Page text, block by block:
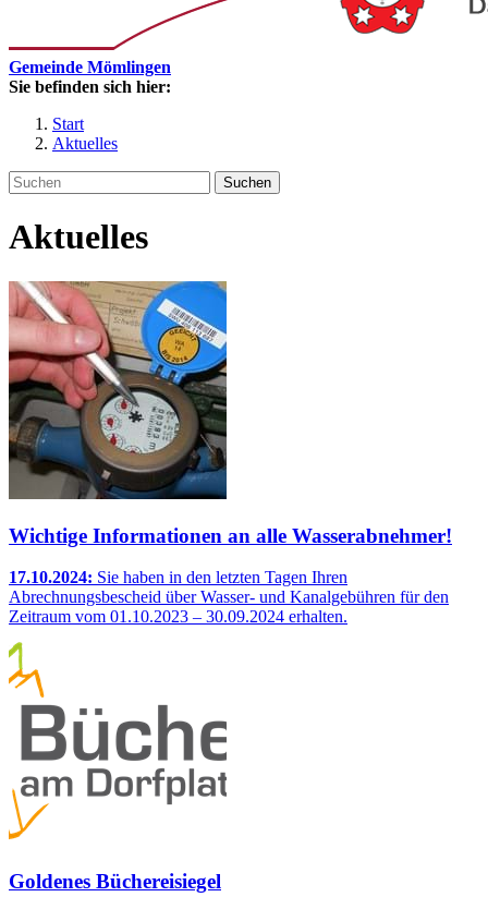
Gemeinde Mömlingen
Sie befinden sich hier:
Start
Aktuelles
Suchen
Aktuelles
Wichtige Informationen an alle Wasserabnehmer!
17.10.2024: Sie haben in den letzten Tagen Ihren
Abrechnungsbescheid über Wasser- und Kanalgebühren für den
Zeitraum vom 01.10.2023 – 30.09.2024 erhalten.
Goldenes Büchereisiegel